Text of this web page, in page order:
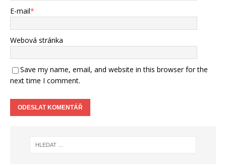
E-mail*
Webová stránka
Save my name, email, and website in this browser for the
next time I comment.